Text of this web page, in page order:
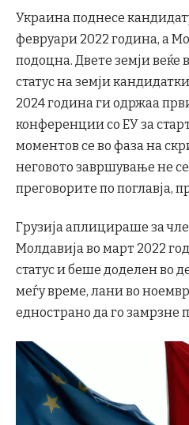
Украина поднесе
февруари 2022 година, а
подоцна. Двете земји веќе
статус на земји
2024 година ги одржаа
конференции со ЕУ за
моментов се во фаза на
неговото завршување не се
преговорите по поглавја,
Грузија аплицираше за
Молдавија во март 2022
статус и беше доделен во
меѓу време, лани во
еднострано да го замрзне